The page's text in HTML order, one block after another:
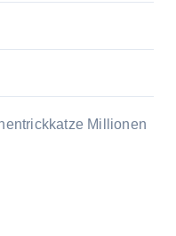
Millionen